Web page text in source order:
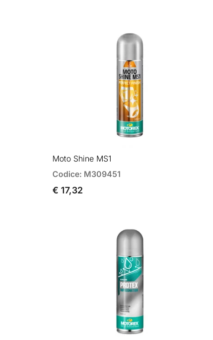
Moto Shine MS1
Codice: M309451
€ 17,32